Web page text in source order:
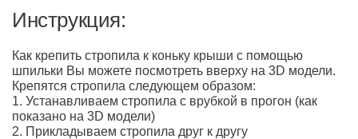
Инструкция:
Как крепить стропила к коньку крыши с помощью
шпильки Вы можете посмотреть вверху на 3D модели.
Крепятся стропила следующем образом:
1. Устанавливаем стропила с врубкой в прогон (как
показано на 3D модели)
2. Прикладываем стропила друг к другу